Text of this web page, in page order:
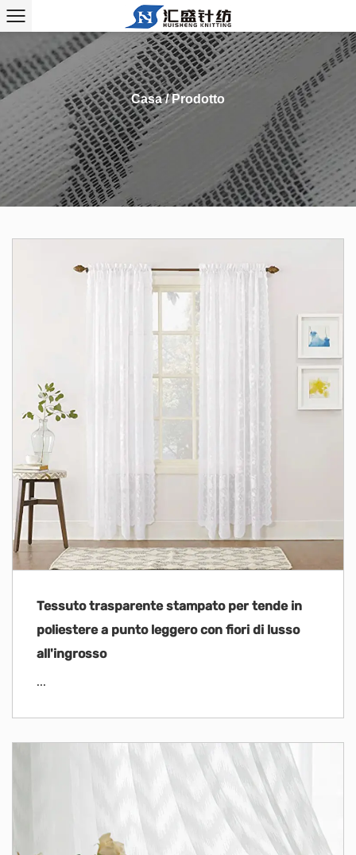
Casa/Prodotto
Tessuto trasparente stampato per tende in
poliestere a punto leggero con fiori di lusso
all'ingrosso
...